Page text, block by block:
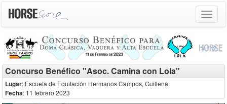
Toggle
Concurso Benéfico "Asoc. Camina con Lola"
Lugar: Escuela de Equitación Hermanos Campos, Guillena
Fecha: 11 febrero 2023